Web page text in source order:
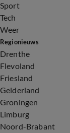
Sport
Tech
Weer
Regionieuws
Drenthe
Flevoland
Friesland
Gelderland
Groningen
Limburg
Noord-Brabant